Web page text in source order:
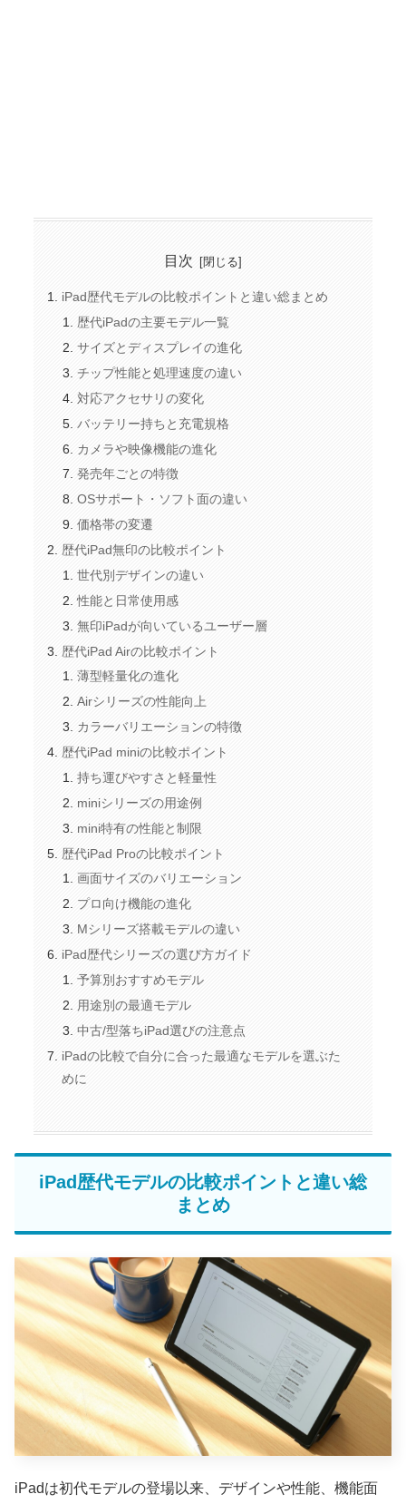
目次
iPad歴代モデルの比較ポイントと違い総まとめ
歴代iPadの主要モデル一覧
サイズとディスプレイの進化
チップ性能と処理速度の違い
対応アクセサリの変化
バッテリー持ちと充電規格
カメラや映像機能の進化
発売年ごとの特徴
OSサポート・ソフト面の違い
価格帯の変遷
歴代iPad無印の比較ポイント
世代別デザインの違い
性能と日常使用感
無印iPadが向いているユーザー層
歴代iPad Airの比較ポイント
薄型軽量化の進化
Airシリーズの性能向上
カラーバリエーションの特徴
歴代iPad miniの比較ポイント
持ち運びやすさと軽量性
miniシリーズの用途例
mini特有の性能と制限
歴代iPad Proの比較ポイント
画面サイズのバリエーション
プロ向け機能の進化
Mシリーズ搭載モデルの違い
iPad歴代シリーズの選び方ガイド
予算別おすすめモデル
用途別の最適モデル
中古/型落ちiPad選びの注意点
iPadの比較で自分に合った最適なモデルを選ぶた
めに
iPad歴代モデルの比較ポイントと違い総
まとめ
iPadは初代モデルの登場以来、デザインや性能、機能面